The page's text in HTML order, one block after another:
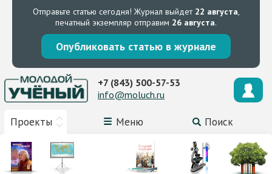
Отправьте статью сегодня! Журнал выйдет 22 августа,
печатный экземпляр отправим 26 августа.
Опубликовать статью в журнале
Проекты Меню Поиск
+7 (843) 500-57-53
info@moluch.ru